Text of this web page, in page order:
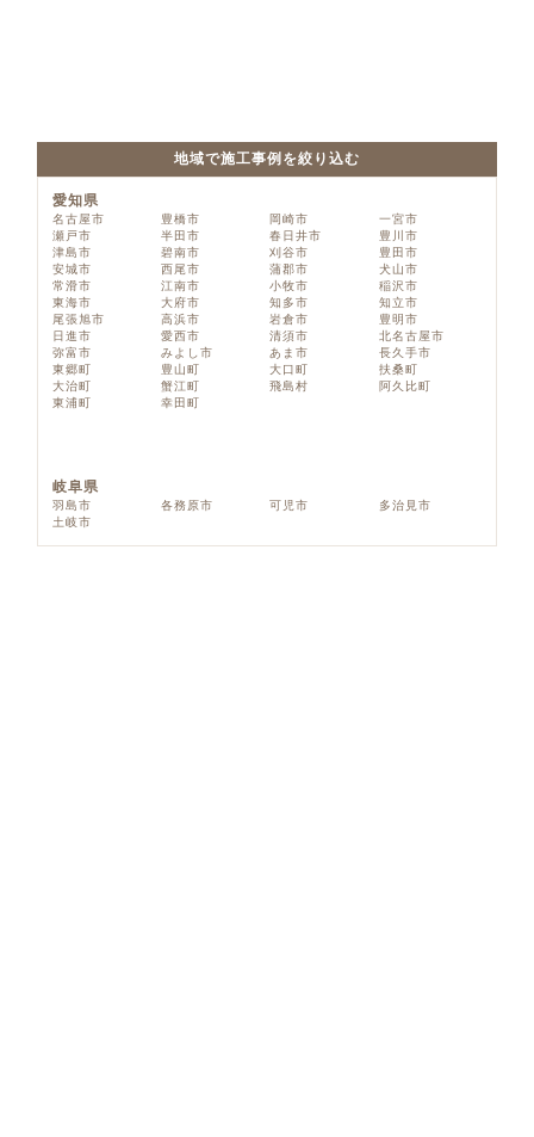
地域で施工事例を絞り込む
愛知県
名古屋市 豊橋市 岡崎市
一宮市
瀬戸市
半田市 春日井市
豊川市
津島市
碧南市 刈谷市
豊田市
安城市
西尾市 蒲郡市
犬山市
常滑市
江南市 小牧市
稲沢市
東海市
大府市 知多市
知立市
尾張旭市
高浜市 岩倉市
豊明市
日進市
愛西市 清須市
北名古屋市
弥富市
みよし市 あま市
長久手市
東郷町
豊山町 大口町
扶桑町
大治町
蟹江町 飛島村
阿久比町
東浦町
幸田町
岐阜県
羽島市 各務原市 可児市
多治見市
土岐市